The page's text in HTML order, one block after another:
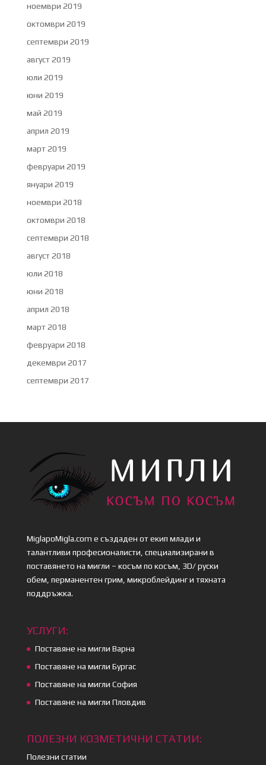
ноември 2019
октомври 2019
септември 2019
август 2019
юли 2019
юни 2019
май 2019
април 2019
март 2019
февруари 2019
януари 2019
ноември 2018
октомври 2018
септември 2018
август 2018
юли 2018
юни 2018
април 2018
март 2018
февруари 2018
декември 2017
септември 2017
MiglapoMigla.com е създаден от екип млади и
талантливи професионалисти, специализирани в
поставянето на мигли – косъм по косъм, 3D/ руски
обем, перманентен грим, микроблейдинг и тяхната
поддръжка.
УСЛУГИ:
Поставяне на мигли Варна
Поставяне на мигли Бургас
Поставяне на мигли София
Поставяне на мигли Пловдив
ПОЛЕЗНИ КОЗМЕТИЧНИ СТАТИИ:
Полезни статии